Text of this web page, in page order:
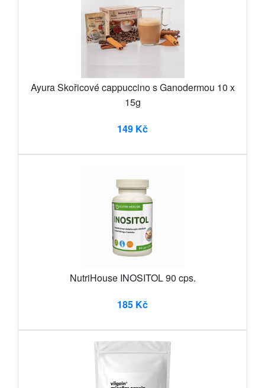
Ayura Skořicové cappuccino s Ganodermou 10 x
15g
149 Kč
NutriHouse INOSITOL 90 cps.
185 Kč